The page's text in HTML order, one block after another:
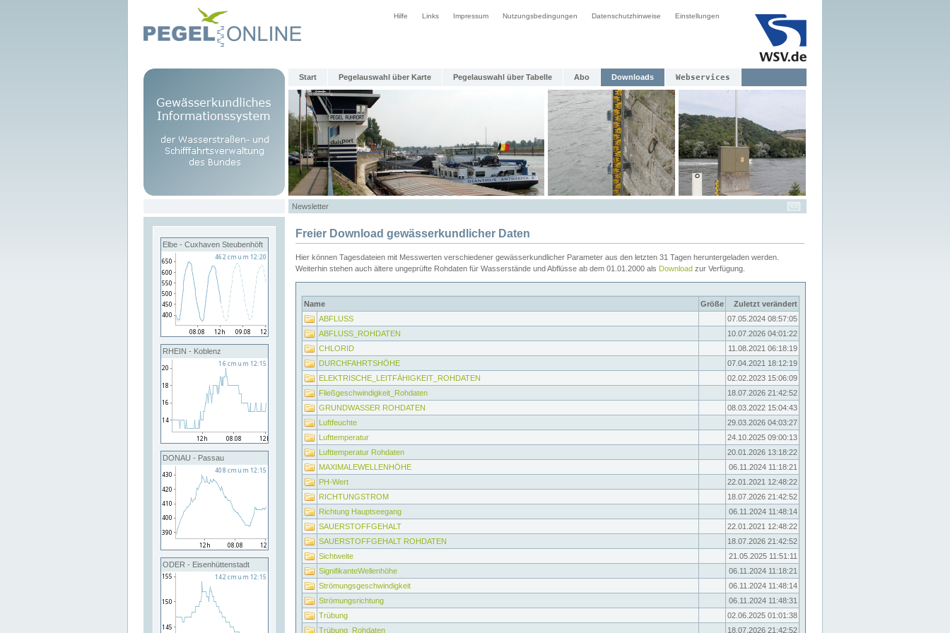
Hilfe Links Impressum Nutzungsbedingungen Datenschutzhinweise Einstellungen
Start Pegelauswahl über Karte Pegelauswahl über Tabelle Abo Downloads Webservices
Newsletter
Elbe - Cuxhaven Steubenhöft
RHEIN - Koblenz
DONAU - Passau
ODER - Eisenhüttenstadt
Freier Download gewässerkundlicher Daten
Hier können Tagesdateien mit Messwerten verschiedener gewässerkundlicher Parameter aus den letzten 31 Tagen heruntergeladen werden.
Weiterhin stehen auch ältere ungeprüfte Rohdaten für Wasserstände und Abflüsse ab dem 01.01.2000 als Download zur Verfügung.
Name Größe
Zuletzt verändert
ABFLUSS
07.05.2024 08:57:05
ABFLUSS_ROHDATEN
10.07.2026 04:01:22
CHLORID
11.08.2021 06:18:19
DURCHFAHRTSHÖHE
07.04.2021 18:12:19
ELEKTRISCHE_LEITFÄHIGKEIT_ROHDATEN
02.02.2023 15:06:09
Fließgeschwindigkeit_Rohdaten
18.07.2026 21:42:52
GRUNDWASSER ROHDATEN
08.03.2022 15:04:43
Luftfeuchte
29.03.2026 04:03:27
Lufttemperatur
24.10.2025 09:00:13
Lufttemperatur Rohdaten
20.01.2026 13:18:22
MAXIMALEWELLENHÖHE
06.11.2024 11:18:21
PH-Wert
22.01.2021 12:48:22
RICHTUNGSTROM
18.07.2026 21:42:52
Richtung Hauptseegang
06.11.2024 11:48:14
SAUERSTOFFGEHALT
22.01.2021 12:48:22
SAUERSTOFFGEHALT ROHDATEN
18.07.2026 21:42:52
Sichtweite
21.05.2025 11:51:11
SignifikanteWellenhöhe
06.11.2024 11:18:21
Strömungsgeschwindigkeit
06.11.2024 11:48:14
Strömungsrichtung
06.11.2024 11:48:31
Trübung
02.06.2025 01:01:38
Trübung_Rohdaten
18.07.2026 21:42:52